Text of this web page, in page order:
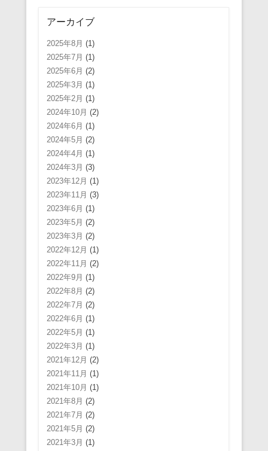
アーカイブ
2025年8月 (1)
2025年7月 (1)
2025年6月 (2)
2025年3月 (1)
2025年2月 (1)
2024年10月 (2)
2024年6月 (1)
2024年5月 (2)
2024年4月 (1)
2024年3月 (3)
2023年12月 (1)
2023年11月 (3)
2023年6月 (1)
2023年5月 (2)
2023年3月 (2)
2022年12月 (1)
2022年11月 (2)
2022年9月 (1)
2022年8月 (2)
2022年7月 (2)
2022年6月 (1)
2022年5月 (1)
2022年3月 (1)
2021年12月 (2)
2021年11月 (1)
2021年10月 (1)
2021年8月 (2)
2021年7月 (2)
2021年5月 (2)
2021年3月 (1)